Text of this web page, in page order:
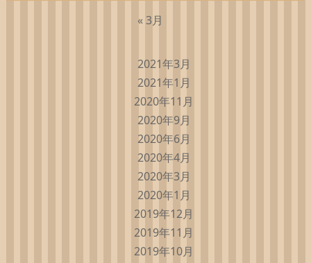
« 3月
2021年3月
2021年1月
2020年11月
2020年9月
2020年6月
2020年4月
2020年3月
2020年1月
2019年12月
2019年11月
2019年10月